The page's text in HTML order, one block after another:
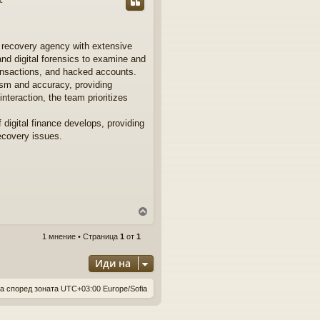
ор
и
agency with extensive
digital forensics to examine and
and hacked accounts.
and accuracy, providing
the team prioritizes
finance develops, providing
issues.
е
т
е
1 мнение • Страница 1 от 1
Иди на
според зоната UTC+03:00 Europe/Sofia